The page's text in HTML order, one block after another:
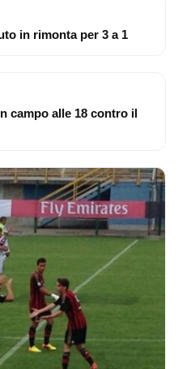
in rimonta per 3 a 1
campo alle 18 contro il